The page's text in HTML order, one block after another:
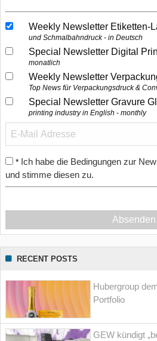
Weekly Newsletter Etiketten-
und Schmalbahndruck - in Deutsch
Special Newsletter Digital
monatlich
Weekly Newsletter
Top News für Verpackungsdruck &
Special Newsletter Gravure
printing industry in English - monthly
* Ich habe die Bedingungen zur
und stimme diesen zu.
Absenden
RECENT POSTS
Hubergroup
Portfolio
GEW kündigt